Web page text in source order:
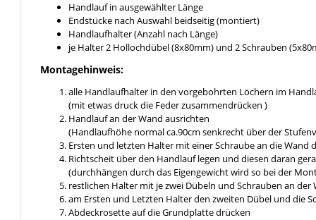
Handlauf in ausgewählter Länge
Endstücke nach Auswahl beidseitig (montiert)
Handlaufhalter (Anzahl nach Länge)
je Halter 2 Hollochdübel (8x80mm) und 2 Schrauben
Montagehinweis:
alle Handlaufhalter in den vorgebohrten Löchern im
(mit etwas druck die Feder zusammendrücken )
Handlauf an der Wand ausrichten
(Handlaufhöhe normal ca.90cm senkrecht über der
Ersten und letzten Halter mit einer Schraube an die Wand
Richtscheit über den Handlauf legen und diesen daran
(durchhängen durch das Eigengewicht wird so bei der
restlichen Halter mit je zwei Dübeln und Schrauben an der
am Ersten und Letzten Halter den zweiten Dübel und die
Abdeckrosette auf die Grundplatte drücken